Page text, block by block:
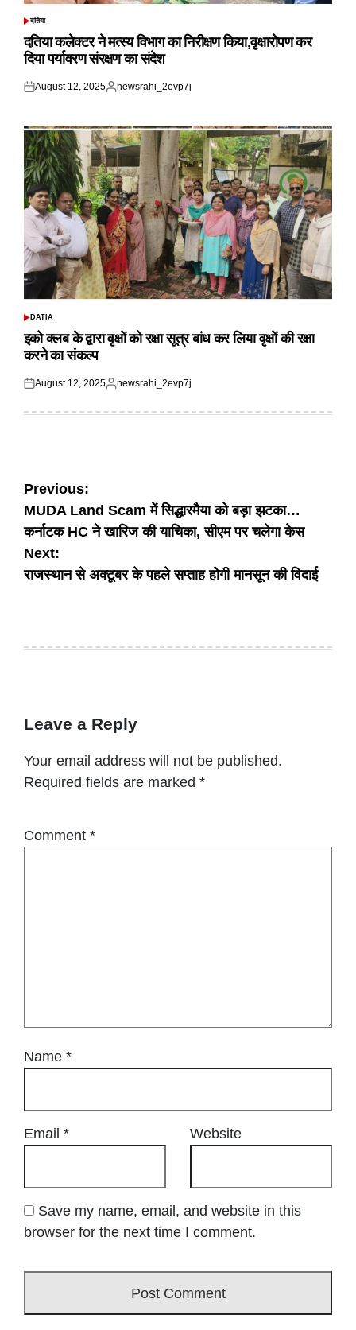
POSTED
दतिया
दतिया कलेक्टर ने मत्स्य विभाग का निरीक्षण किया,वृक्षारोपण कर
दिया पर्यावरण संरक्षण का संदेश
Posted
August 12, 2025
Posted
newsrahi_2evp7j
POSTED
DATIA
इको क्लब के द्वारा वृक्षों को रक्षा सूत्र बांध कर लिया वृक्षों की रक्षा
करने का संकल्प
Posted
August 12, 2025
Posted
newsrahi_2evp7j
Post
navigation
Previous:
MUDA Land Scam में सिद्धारमैया को बड़ा झटका…
कर्नाटक HC ने खारिज की याचिका, सीएम पर चलेगा केस
Next:
राजस्थान से अक्टूबर के पहले सप्ताह होगी मानसून की विदाई
Leave a Reply
Your email address will not be published.
Required fields are marked *
Comment *
Name *
Email * Website
Save my name, email, and website in this
browser for the next time I comment.